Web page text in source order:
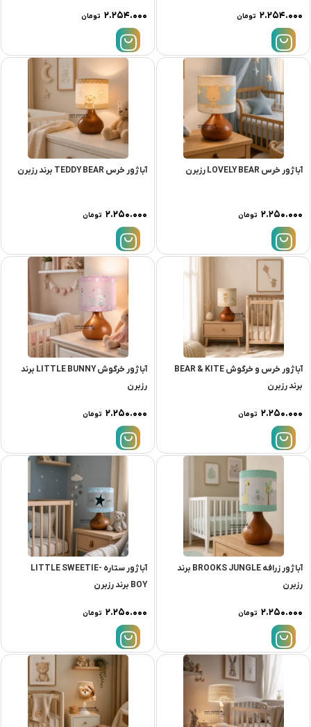
۲.۲۵۴.۰۰۰ تومان ۲.۲۵۴.۰۰۰ تومان
آباژور خرس LOVELY BEAR رزبرن
۲.۲۵۰.۰۰۰ تومان
آباژور خرس TEDDY BEAR برند رزبرن
۲.۲۵۰.۰۰۰ تومان
آباژور خرس و خرگوش BEAR & KITE
برند رزبرن
۲.۲۵۰.۰۰۰ تومان
آباژور خرگوش LITTLE BUNNY برند
رزبرن
۲.۲۵۰.۰۰۰ تومان
آباژور زرافه BROOKS JUNGLE برند
رزبرن
۲.۲۵۰.۰۰۰ تومان
آباژور ستاره LITTLE SWEETIE-
BOY برند رزبرن
۲.۲۵۰.۰۰۰ تومان